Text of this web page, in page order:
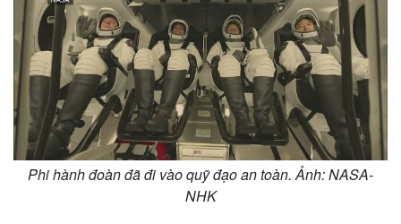
Phi hành đoàn đã đi vào quỹ đạo an toàn. Ảnh: NASA-
NHK